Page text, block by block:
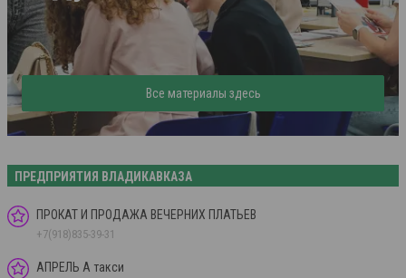
Все материалы здесь
ПРЕДПРИЯТИЯ ВЛАДИКАВКАЗА
ПРОКАТ И ПРОДАЖА ВЕЧЕРНИХ ПЛАТЬЕВ
+7(918)835-39-31
АПРЕЛЬ А такси